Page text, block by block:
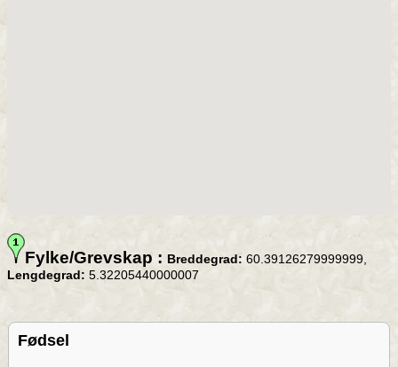
Fylke/Grevskap : Breddegrad: 60.39126279999999,
Lengdegrad: 5.32205440000007
Fødsel